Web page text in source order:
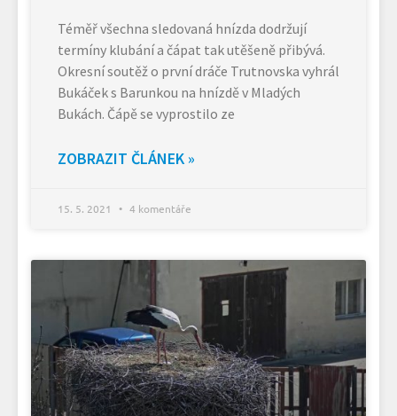
Téměř všechna sledovaná hnízda dodržují
termíny klubání a čápat tak utěšeně přibývá.
Okresní soutěž o první dráče Trutnovska vyhrál
Bukáček s Barunkou na hnízdě v Mladých
Bukách. Čápě se vyprostilo ze
ZOBRAZIT ČLÁNEK »
15. 5. 2021 4 komentáře